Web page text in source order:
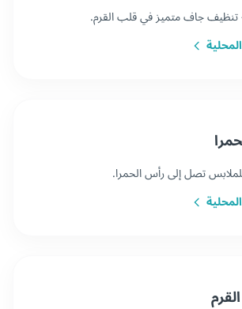
تنظيف جاف متميز في قلب القرم.
تصل إلى رأس الحمرا.